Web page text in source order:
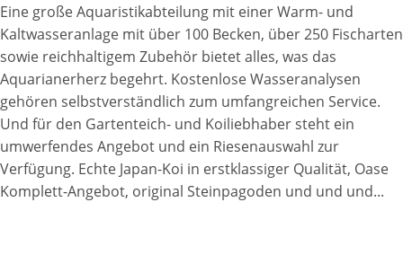
Eine große Aquaristikabteilung mit einer Warm- und
Kaltwasseranlage mit über 100 Becken, über 250 Fischarten
sowie reichhaltigem Zubehör bietet alles, was das
Aquarianerherz begehrt. Kostenlose Wasseranalysen
gehören selbstverständlich zum umfangreichen Service.
Und für den Gartenteich- und Koiliebhaber steht ein
umwerfendes Angebot und ein Riesenauswahl zur
Verfügung. Echte Japan-Koi in erstklassiger Qualität, Oase
Komplett-Angebot, original Steinpagoden und und und...